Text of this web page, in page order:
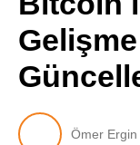
Ömer Ergin